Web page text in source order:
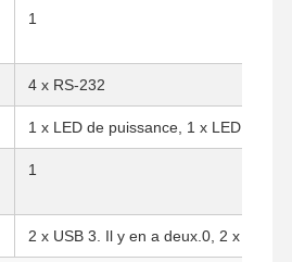
Causez
1
4 x RS-232
1 x LED de puissance, 1 x LED du
1
2 x USB 3. Il y en a deux.0, 2 x USB